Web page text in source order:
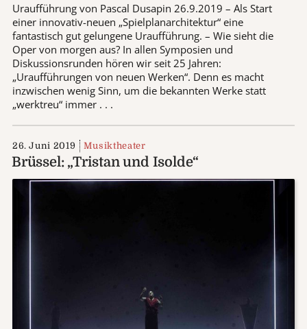
Uraufführung von Pascal Dusapin 26.9.2019 – Als Start
einer innovativ-neuen „Spielplanarchitektur“ eine
fantastisch gut gelungene Uraufführung. – Wie sieht die
Oper von morgen aus? In allen Symposien und
Diskussionsrunden hören wir seit 25 Jahren:
„Uraufführungen von neuen Werken“. Denn es macht
inzwischen wenig Sinn, um die bekannten Werke statt
„werktreu“ immer . . .
26. Juni 2019 Musiktheater
Brüssel: „Tristan und Isolde“